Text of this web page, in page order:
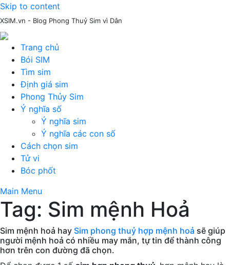
Skip to content
XSIM.vn - Blog Phong Thuỷ Sim vì Dân
Trang chủ
Bói SIM
Tìm sim
Định giá sim
Phong Thủy Sim
Ý nghĩa số
Ý nghĩa sim
Ý nghĩa các con số
Cách chọn sim
Tử vi
Bóc phốt
Main Menu
Tag: Sim mệnh Hoả
Sim mệnh hoả hay Sim phong thuỷ hợp mệnh hoả sẽ giúp
người mệnh hoả có nhiều may mắn, tự tin để thành công
hơn trên con đường đã chọn.